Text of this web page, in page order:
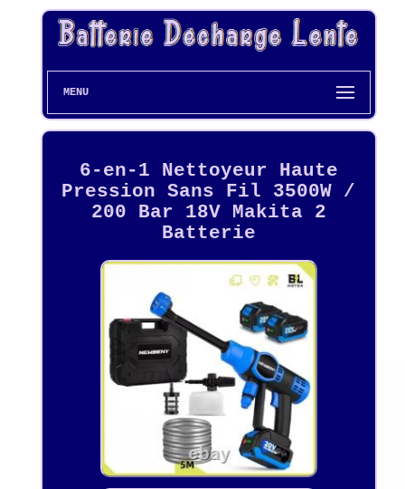
MENU
6-en-1 Nettoyeur Haute
Pression Sans Fil 3500W /
200 Bar 18V Makita 2
Batterie